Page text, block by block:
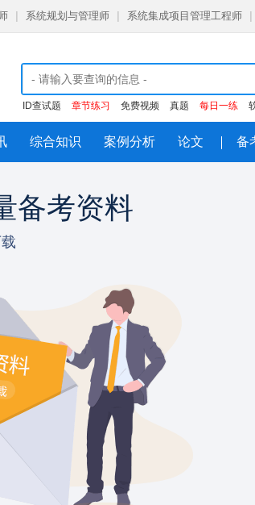
系统规划与管理师 系统集成项目管理工程师
ID查试题 章节练习 免费视频 真题 每日一练
综合知识 案例分析 论文 备
备考资料
每日一